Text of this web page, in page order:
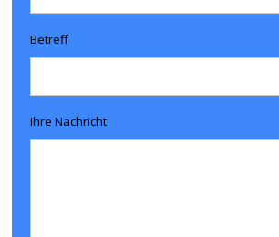
Betreff
Ihre Nachricht